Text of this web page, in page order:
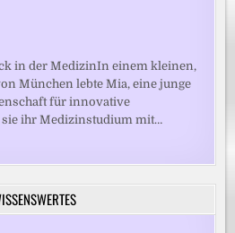
in der MedizinIn einem kleinen,
München lebte Mia, eine junge
für innovative
sie ihr Medizinstudium mit…